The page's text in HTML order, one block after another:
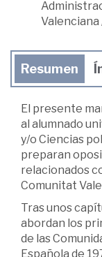
Valenciana
Resumen
El presente
al alumnado
y/o Ciencias
preparan
relacionados
Comunitat
Tras unos
abordan los
de las
Española de